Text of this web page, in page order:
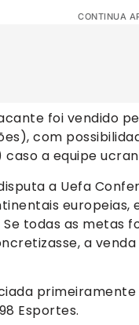
CONTINUA
foi vendido
com
caso a equipe
a Uefa
europeias,
todas as metas
a
primeiramente
Esportes.